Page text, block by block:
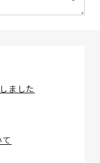
ました